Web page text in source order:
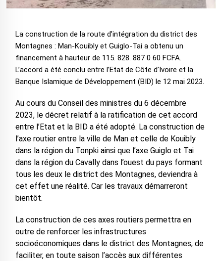
La construction de la route d’intégration du district des
Montagnes : Man-Kouibly et Guiglo-Tai a obtenu un
financement à hauteur de 115. 828. 887 0 60 FCFA.
L’accord a été conclu entre l’Etat de Côte d’Ivoire et la
Banque Islamique de Développement (BID) le 12 mai 2023.
Au cours du Conseil des ministres du 6 décembre
2023, le décret relatif à la ratification de cet accord
entre l’Etat et la BID a été adopté. La construction de
l’axe routier entre la ville de Man et celle de Kouibly
dans la région du Tonpki ainsi que l’axe Guiglo et Tai
dans la région du Cavally dans l’ouest du pays formant
tous les deux le district des Montagnes, deviendra à
cet effet une réalité. Car les travaux démarreront
bientôt.
La construction de ces axes routiers permettra en
outre de renforcer les infrastructures
socioéconomiques dans le district des Montagnes, de
faciliter, en toute saison l’accès aux différentes